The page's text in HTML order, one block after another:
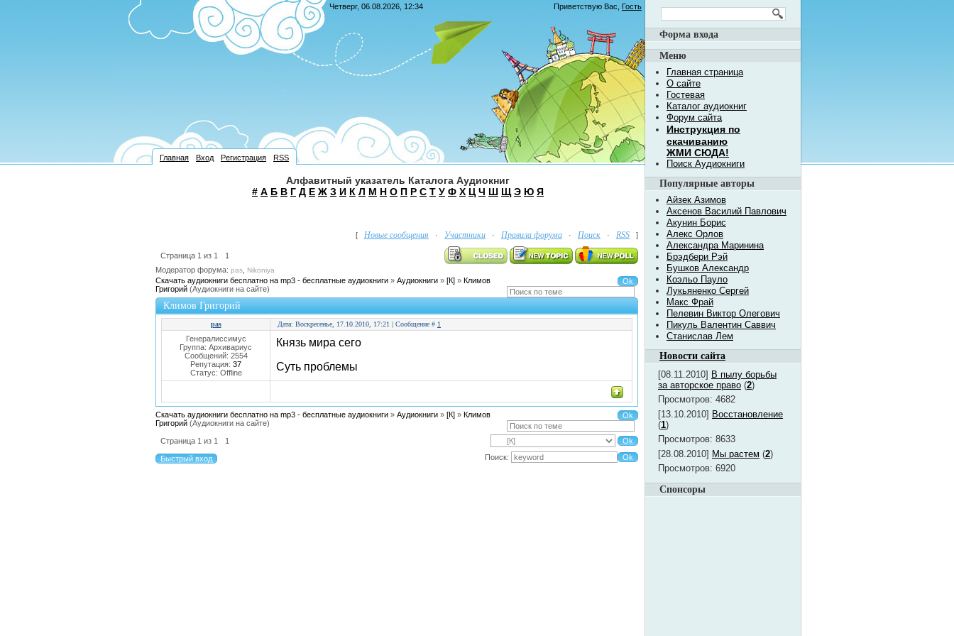
Четверг, 06.08.2026, 12:34 Приветствую Вас Гость
Главная Вход Регистрация RSS
Алфавитный указатель Каталога Аудиокниг
# А Б В Г Д Е Ж З И К Л М Н О П Р С Т У Ф Х Ц Ч Ш Щ Э Ю Я
[ Новые сообщения · Участники · Правила форума · Поиск · RSS ]
Страница 1 из 1
1
Модератор форума: pas Nikoniya
Скачать аудиокниги бесплатно на mp3 - бесплатные аудиокниги » Аудиокниги » [К] » Климов
Григорий (Аудиокниги на сайте)
Климов Григорий
pas Дата: Воскресенье, 17.10.2010, 17:21 | Сообщение # 1
Генералиссимус
Группа: Архивариус
Сообщений: 2554
Репутация: 37
Статус: Offline
Князь мира сего
Суть проблемы
Скачать аудиокниги бесплатно на mp3 - бесплатные аудиокниги » Аудиокниги » [К] » Климов
Григорий (Аудиокниги на сайте)
Страница 1 из 1
1
Поиск:
Форма входа
Меню
Главная страница
О сайте
Гостевая
Каталог аудиокниг
Форум сайта
Инструкция по
скачиванию
ЖМИ СЮДА!
Поиск Аудиокниги
Популярные авторы
Айзек Азимов
Аксенов Василий Павлович
Акунин Борис
Алекс Орлов
Александра Маринина
Брэдбери Рэй
Бушков Александр
Коэльо Пауло
Лукьяненко Сергей
Макс Фрай
Пелевин Виктор Олегович
Пикуль Валентин Саввич
Станислав Лем
Новости сайта
[08.11.2010] В пылу борьбы
за авторское право (2)
Просмотров: 4682
[13.10.2010] Восстановление
(1)
Просмотров: 8633
[28.08.2010] Мы растем (2)
Просмотров: 6920
Спонсоры